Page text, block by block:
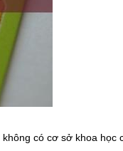
có cơ sở khoa học